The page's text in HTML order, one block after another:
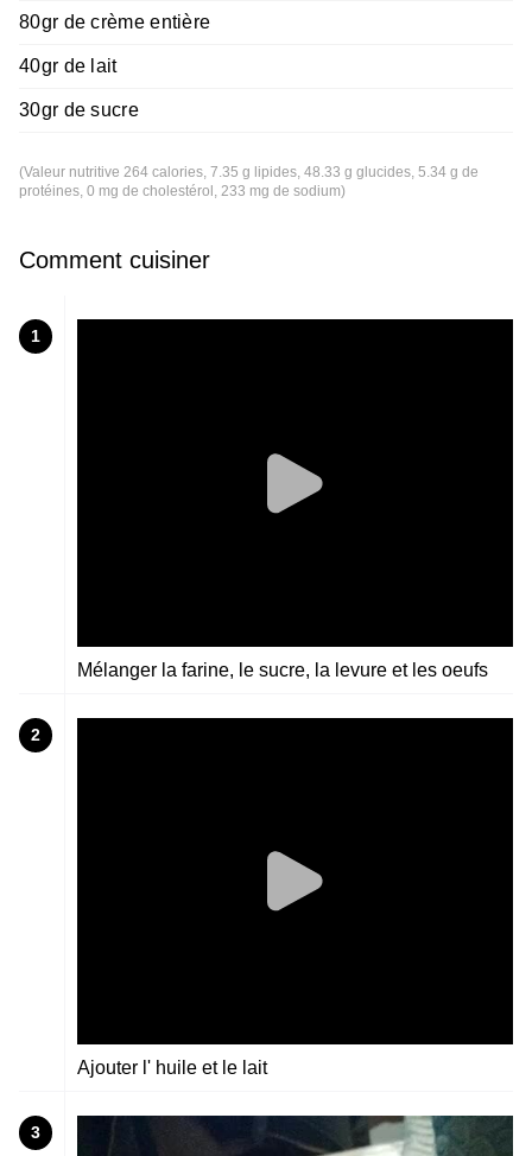
80gr de crème entière
40gr de lait
30gr de sucre
(Valeur nutritive 264 calories, 7.35 g lipides, 48.33 g glucides, 5.34 g de
protéines, 0 mg de cholestérol, 233 mg de sodium)
Comment cuisiner
1
Mélanger la farine, le sucre, la levure et les oeufs
2
Ajouter l' huile et le lait
3